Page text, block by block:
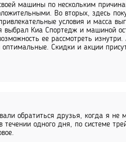
машины по нескольким
Во вторых, здесь
условия и масса
Киа Спортедж и машиной
ее рассмотреть
Скидки и акции
обратиться друзья, когда я
течении одного дня, по системе